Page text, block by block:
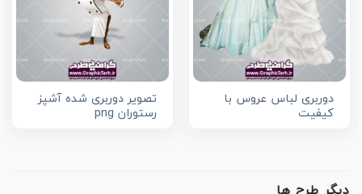
دوربری لباس عروس با
کیفیت
تصویر دوربری شده آشپز
رستوران png